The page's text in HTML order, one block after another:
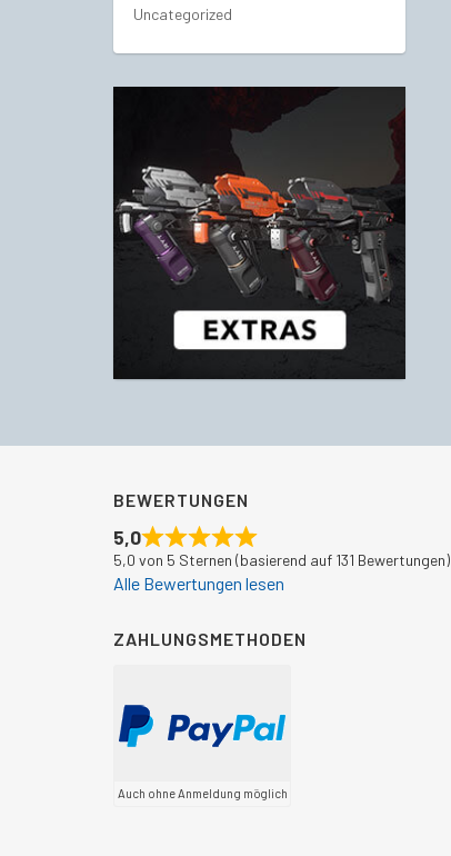
Uncategorized
BEWERTUNGEN
5,0
5,0 von 5 Sternen (basierend auf 131 Bewertungen)
Alle Bewertungen lesen
ZAHLUNGSMETHODEN
Auch ohne Anmeldung möglich